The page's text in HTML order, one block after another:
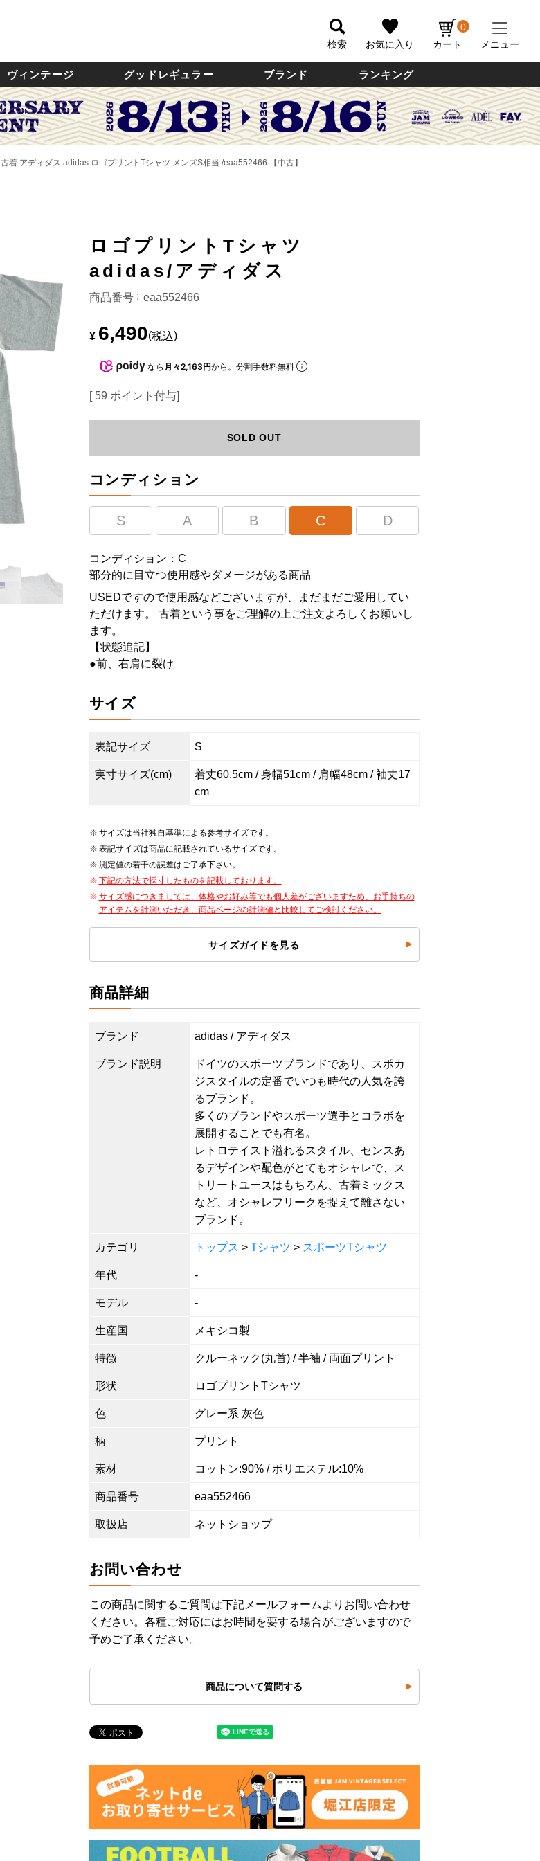
検索 お気に入り カート
0
メニュー
ヴィンテージ グッドレギュラー ブランド ランキング
古着 アディダス adidas ロゴプリントTシャツ メンズS相当 /eaa552466 【中古】
ロゴプリントTシャツ
adidas/アディダス
商品番号 eaa552466
¥ 6,490 税込
なら 月々2,163円から。分割手数料無料
[ 59 ポイント付与]
SOLD OUT
コンディション
S A B C D
コンディション：C
部分的に目立つ使用感やダメージがある商品
USEDですので使用感などございますが、まだまだご愛用してい
ただけます。 古着という事をご理解の上ご注文よろしくお願いし
ます。
【状態追記】
●前、右肩に裂け
サイズ
表記サイズ S
実寸サイズ(cm)
着丈60.5cm / 身幅51cm / 肩幅48cm / 袖丈17
cm
サイズは当社独自基準による参考サイズです。
表記サイズは商品に記載されているサイズです。
測定値の若干の誤差はご了承下さい。
下記の方法で採寸したものを記載しております。
サイズ感につきましては、体格やお好み等でも個人差がございますため、お手持ちの
アイテムを計測いただき、商品ページの計測値と比較してご検討ください。
サイズガイドを見る
商品詳細
ブランド adidas / アディダス
ブランド説明
ドイツのスポーツブランドであり、スポカ
ジスタイルの定番でいつも時代の人気を誇
るブランド。
多くのブランドやスポーツ選手とコラボを
展開することでも有名。
レトロテイスト溢れるスタイル、センスあ
るデザインや配色がとてもオシャレで、ス
トリートユースはもちろん、古着ミックス
など、オシャレフリークを捉えて離さない
ブランド。
カテゴリ トップス > Tシャツ > スポーツTシャツ
年代 -
モデル -
生産国 メキシコ製
特徴 クルーネック(丸首) / 半袖 / 両面プリント
形状 ロゴプリントTシャツ
色 グレー系 灰色
柄 プリント
素材 コットン:90% / ポリエステル:10%
商品番号 eaa552466
取扱店 ネットショップ
お問い合わせ
この商品に関するご質問は下記メールフォームよりお問い合わせ
ください。各種ご対応にはお時間を要する場合がございますので
予めご了承ください。
商品について質問する